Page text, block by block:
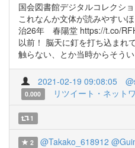
国会図書館デジタルコレクシ
これなんか文体が読みやすい
治26年 春陽堂 https://t.co/
以前！ 脳天に釘を打ち込まれ
触らない、とか当時からそう
2021-02-19 09:08:05
0.000
リツイート・ネット
1
2 @Takako_618912